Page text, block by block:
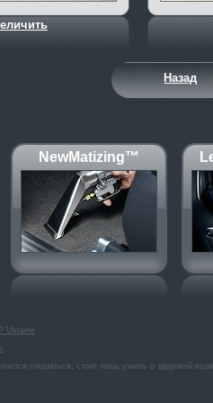
Назад
NewMatizing™
Ukraine
отказаться, стоит лишь узнать о здоровой